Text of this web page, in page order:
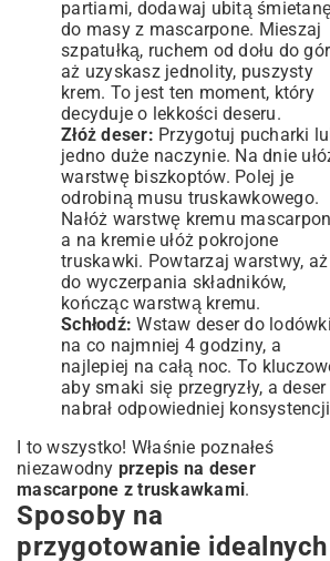
partiami, dodawaj ubitą
do masy z mascarpone. Mieszaj
szpatułką, ruchem od dołu do
aż uzyskasz jednolity, puszysty
krem. To jest ten moment, który
decyduje o lekkości deseru.
Złóż deser: Przygotuj pucharki
jedno duże naczynie. Na dnie
warstwę biszkoptów. Polej je
odrobiną musu truskawkowego.
Nałóż warstwę kremu
a na kremie ułóż pokrojone
truskawki. Powtarzaj warstwy, aż
do wyczerpania składników,
kończąc warstwą kremu.
Schłodź: Wstaw deser do lodówki
na co najmniej 4 godziny, a
najlepiej na całą noc. To
aby smaki się przegryzły, a deser
nabrał odpowiedniej
I to wszystko! Właśnie poznałeś
niezawodny przepis na deser
mascarpone z truskawkami.
Sposoby na
przygotowanie idealnych